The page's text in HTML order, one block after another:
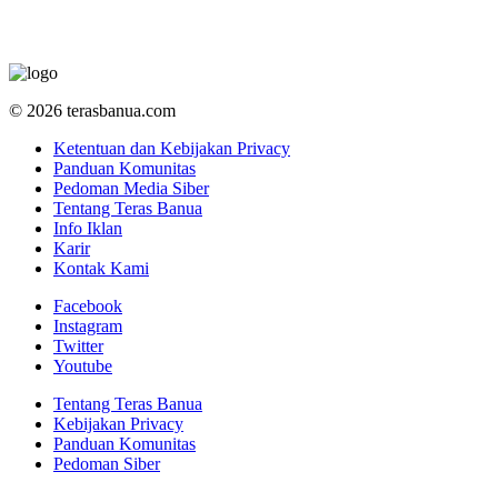
© 2026 terasbanua.com
Ketentuan dan Kebijakan Privacy
Panduan Komunitas
Pedoman Media Siber
Tentang Teras Banua
Info Iklan
Karir
Kontak Kami
Facebook
Instagram
Twitter
Youtube
Tentang Teras Banua
Kebijakan Privacy
Panduan Komunitas
Pedoman Siber